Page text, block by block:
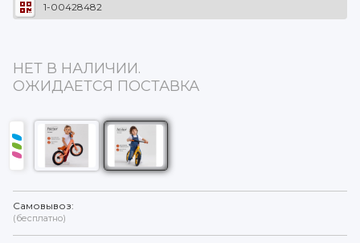
1-00428482
НЕТ В НАЛИЧИИ.
ОЖИДАЕТСЯ ПОСТАВКА
Самовывоз:
(бесплатно)